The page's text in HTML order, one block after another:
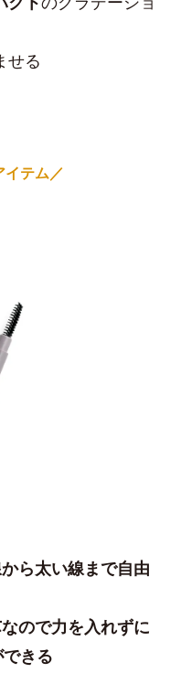
せる
イテム／
ら太い線まで自由
ので力を入れずに
きる